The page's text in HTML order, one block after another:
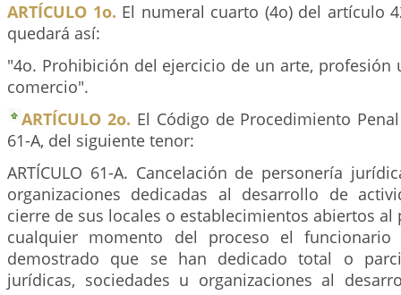
ARTÍCULO 1o. El numeral cuarto (4o) del artículo
quedará así:
"4o. Prohibición del ejercicio de un arte, profesión
comercio".
ARTÍCULO 2o. El Código de Procedimiento
61-A, del siguiente tenor:
ARTÍCULO 61-A. Cancelación de personería
organizaciones dedicadas al desarrollo de
cierre de sus locales o establecimientos abiertos al
cualquier momento del proceso el funcionario
demostrado que se han dedicado total o
jurídicas, sociedades u organizaciones al